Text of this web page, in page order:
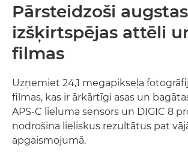
Pārsteidzoši augstas
izšķirtspējas attēli
filmas
Uzņemiet 24,1 megapikseļa
filmas, kas ir ārkārtīgi asas un
APS-C lieluma sensors un DIGIC 8
nodrošina lieliskus rezultātus pat
apgaismojumā.